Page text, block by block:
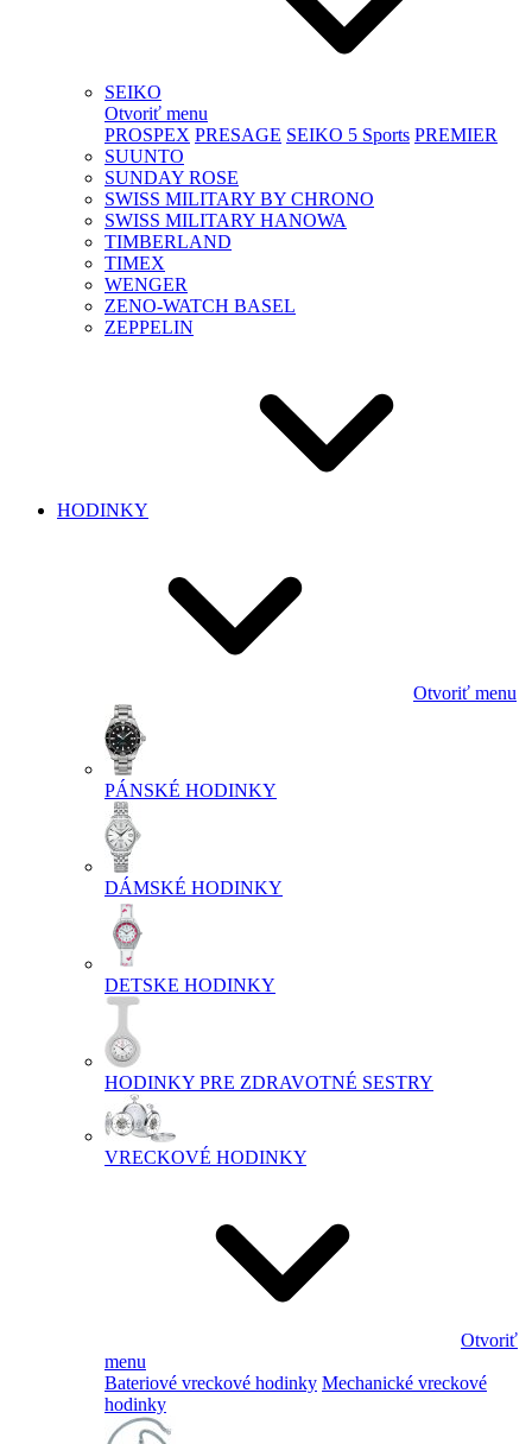
SEIKO
Otvoriť menu
PROSPEX PRESAGE SEIKO 5 Sports PREMIER
SUUNTO
SUNDAY ROSE
SWISS MILITARY BY CHRONO
SWISS MILITARY HANOWA
TIMBERLAND
TIMEX
WENGER
ZENO-WATCH BASEL
ZEPPELIN
HODINKY
Otvoriť menu
PÁNSKÉ HODINKY
DÁMSKÉ HODINKY
DETSKE HODINKY
HODINKY PRE ZDRAVOTNÉ SESTRY
VRECKOVÉ HODINKY
Otvoriť
menu
Bateriové vreckové hodinky Mechanické vreckové
hodinky